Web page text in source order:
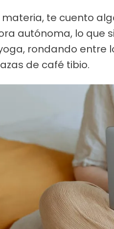
te cuento
autónoma, lo que
rondando entre
de café tibio.